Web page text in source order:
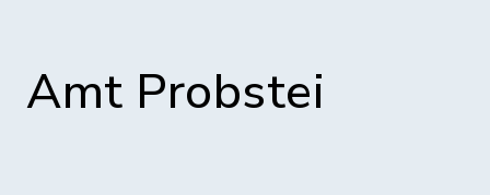
Amt Probstei